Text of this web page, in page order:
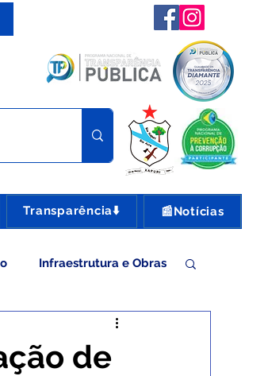
Transparência⬇️ 📰Notícias
Infraestrutura e Obras
de